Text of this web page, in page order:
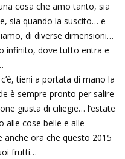
cosa che amo tanto, sia
sia quando la suscito… e
di diverse dimensioni…
infinito, dove tutto entra e
tieni a portata di mano la
è sempre pronto per salire
giusta di ciliegie… l’estate
alle cose belle e alle
anche ora che questo 2015
frutti…